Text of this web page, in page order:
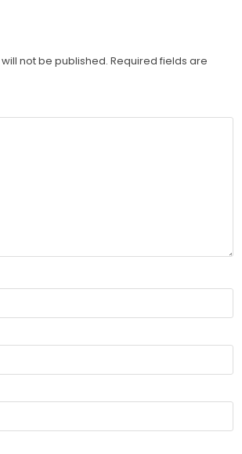
not be published. Required fields are